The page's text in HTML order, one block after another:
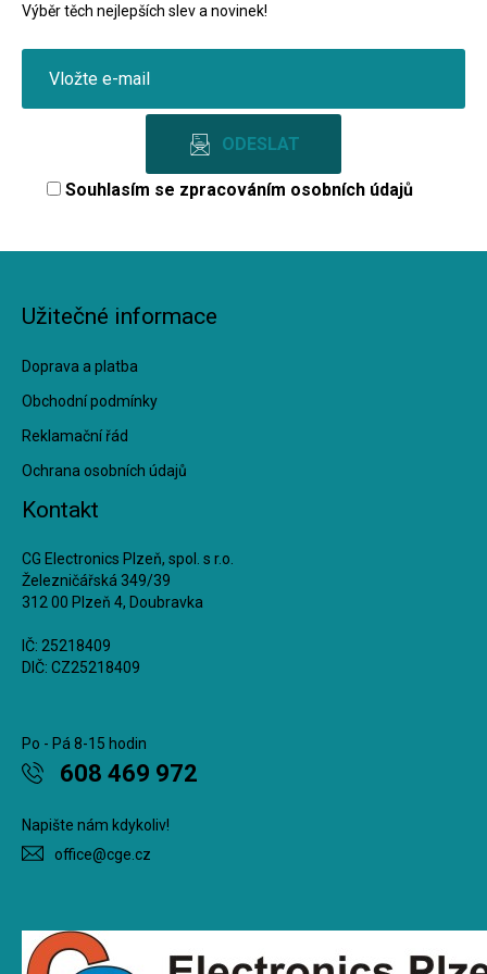
Výběr těch nejlepších slev a novinek!
Souhlasím se zpracováním osobních údajů
Užitečné informace
Doprava a platba
Obchodní podmínky
Reklamační řád
Ochrana osobních údajů
Kontakt
CG Electronics Plzeň, spol. s r.o.
Železničářská 349/39
312 00 Plzeň 4, Doubravka
IČ: 25218409
DIČ: CZ25218409
Po - Pá 8-15 hodin
608 469 972
Napište nám kdykoliv!
office@cge.cz